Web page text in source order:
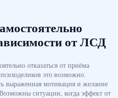
от ЛСД
отказаться от приёма
это возможно.
выраженная мотивация и желание
Возможны ситуации, когда эффект от